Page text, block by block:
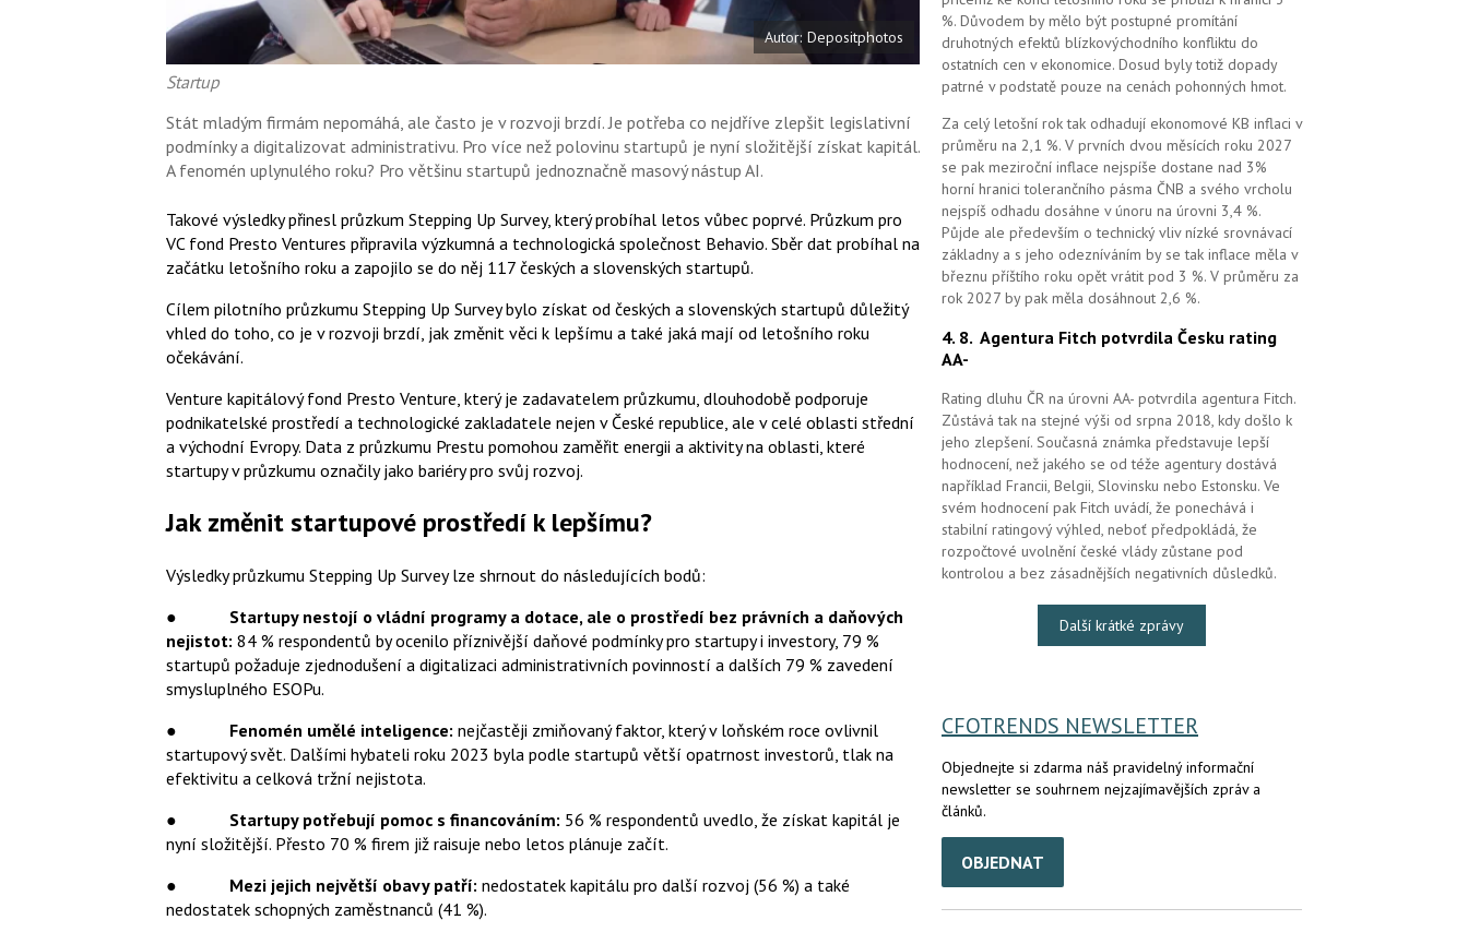
Autor: Depositphotos
Startup
Stát mladým firmám nepomáhá, ale často je v rozvoji brzdí. Je potřeba co nejdříve zlepšit legislativní
podmínky a digitalizovat administrativu. Pro více než polovinu startupů je nyní složitější získat kapitál.
A fenomén uplynulého roku? Pro většinu startupů jednoznačně masový nástup AI.
Takové výsledky přinesl průzkum Stepping Up Survey, který probíhal letos vůbec poprvé. Průzkum pro
VC fond Presto Ventures připravila výzkumná a technologická společnost Behavio. Sběr dat probíhal na
začátku letošního roku a zapojilo se do něj 117 českých a slovenských startupů.
Cílem pilotního průzkumu Stepping Up Survey bylo získat od českých a slovenských startupů důležitý
vhled do toho, co je v rozvoji brzdí, jak změnit věci k lepšímu a také jaká mají od letošního roku
očekávání.
Venture kapitálový fond Presto Venture, který je zadavatelem průzkumu, dlouhodobě podporuje
podnikatelské prostředí a technologické zakladatele nejen v České republice, ale v celé oblasti střední
a východní Evropy. Data z průzkumu Prestu pomohou zaměřit energii a aktivity na oblasti, které
startupy v průzkumu označily jako bariéry pro svůj rozvoj.
Jak změnit startupové prostředí k lepšímu?
Výsledky průzkumu Stepping Up Survey lze shrnout do následujících bodů:
● Startupy nestojí o vládní programy a dotace, ale o prostředí bez právních a daňových
nejistot: 84 % respondentů by ocenilo příznivější daňové podmínky pro startupy i investory, 79 %
startupů požaduje zjednodušení a digitalizaci administrativních povinností a dalších 79 % zavedení
smysluplného ESOPu.
● Fenomén umělé inteligence: nejčastěji zmiňovaný faktor, který v loňském roce ovlivnil
startupový svět. Dalšími hybateli roku 2023 byla podle startupů větší opatrnost investorů, tlak na
efektivitu a celková tržní nejistota.
● Startupy potřebují pomoc s financováním: 56 % respondentů uvedlo, že získat kapitál je
nyní složitější. Přesto 70 % firem již raisuje nebo letos plánuje začít.
● Mezi jejich největší obavy patří: nedostatek kapitálu pro další rozvoj (56 %) a také
nedostatek schopných zaměstnanců (41 %).
%. Důvodem by mělo být postupné promítání
druhotných efektů blízkovýchodního konfliktu do
ostatních cen v ekonomice. Dosud byly totiž dopady
patrné v podstatě pouze na cenách pohonných hmot.
Za celý letošní rok tak odhadují ekonomové KB inflaci v
průměru na 2,1 %. V prvních dvou měsících roku 2027
se pak meziroční inflace nejspíše dostane nad 3%
horní hranici tolerančního pásma ČNB a svého vrcholu
nejspíš odhadu dosáhne v únoru na úrovni 3,4 %.
Půjde ale především o technický vliv nízké srovnávací
základny a s jeho odezníváním by se tak inflace měla v
březnu příštího roku opět vrátit pod 3 %. V průměru za
rok 2027 by pak měla dosáhnout 2,6 %.
4. 8. Agentura Fitch potvrdila Česku rating
AA-
Rating dluhu ČR na úrovni AA- potvrdila agentura Fitch.
Zůstává tak na stejné výši od srpna 2018, kdy došlo k
jeho zlepšení. Současná známka představuje lepší
hodnocení, než jakého se od téže agentury dostává
například Francii, Belgii, Slovinsku nebo Estonsku. Ve
svém hodnocení pak Fitch uvádí, že ponechává i
stabilní ratingový výhled, neboť předpokládá, že
rozpočtové uvolnění české vlády zůstane pod
kontrolou a bez zásadnějších negativních důsledků.
Další krátké zprávy
CFOTRENDS NEWSLETTER
Objednejte si zdarma náš pravidelný informační
newsletter se souhrnem nejzajímavějších zpráv a
článků.
OBJEDNAT